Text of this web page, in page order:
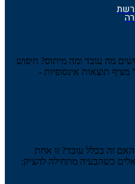
רשת
מה עובד ומה מיתוס? חיפוש
מציף תוצאות אינסופיות -
האם זה בכלל עובד? זו אחת
כשהבעיה מתחילה להציק: